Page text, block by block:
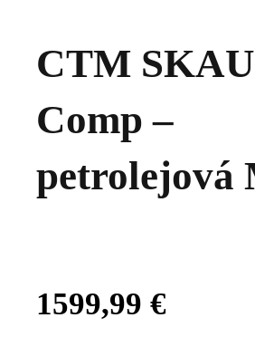
CTM
Comp –
petrolejová
1599,99 €